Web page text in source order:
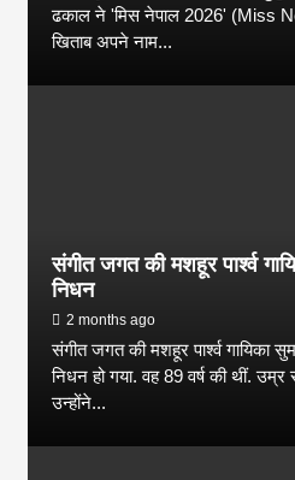
ढकाल ने 'मिस नेपाल 2026' (Miss
खिताब अपने नाम...
संगीत जगत की मशहूर पार्श्व
निधन
2 months ago
संगीत जगत की मशहूर पार्श्व गायिका
निधन हो गया. वह 89 वर्ष की थीं.
उन्होंने...